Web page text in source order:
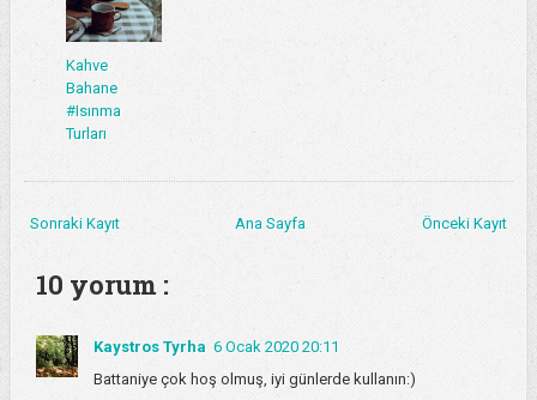
Kahve
Bahane
#Isınma
Turları
Sonraki Kayıt Önceki Kayıt
Ana Sayfa
10 yorum :
Kaystros Tyrha 6 Ocak 2020 20:11
Battaniye çok hoş olmuş, iyi günlerde kullanın:)